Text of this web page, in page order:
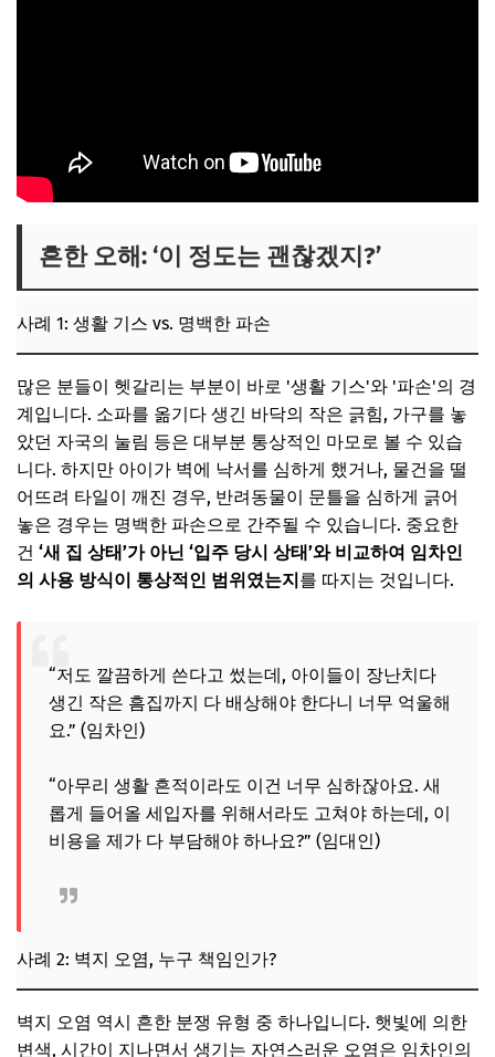
흔한 오해: ‘이 정도는 괜찮겠지?’
사례 1: 생활 기스 vs. 명백한 파손
많은 분들이 헷갈리는 부분이 바로 '생활 기스'와 '파손'의 경
계입니다. 소파를 옮기다 생긴 바닥의 작은 긁힘, 가구를 놓
았던 자국의 눌림 등은 대부분 통상적인 마모로 볼 수 있습
니다. 하지만 아이가 벽에 낙서를 심하게 했거나, 물건을 떨
어뜨려 타일이 깨진 경우, 반려동물이 문틀을 심하게 긁어
놓은 경우는 명백한 파손으로 간주될 수 있습니다. 중요한
건 ‘새 집 상태’가 아닌 ‘입주 당시 상태’와 비교하여 임차인
의 사용 방식이 통상적인 범위였는지를 따지는 것입니다.
“저도 깔끔하게 쓴다고 썼는데, 아이들이 장난치다
생긴 작은 흠집까지 다 배상해야 한다니 너무 억울해
요.” (임차인)
“아무리 생활 흔적이라도 이건 너무 심하잖아요. 새
롭게 들어올 세입자를 위해서라도 고쳐야 하는데, 이
비용을 제가 다 부담해야 하나요?” (임대인)
사례 2: 벽지 오염, 누구 책임인가?
벽지 오염 역시 흔한 분쟁 유형 중 하나입니다. 햇빛에 의한
변색, 시간이 지나면서 생기는 자연스러운 오염은 임차인의